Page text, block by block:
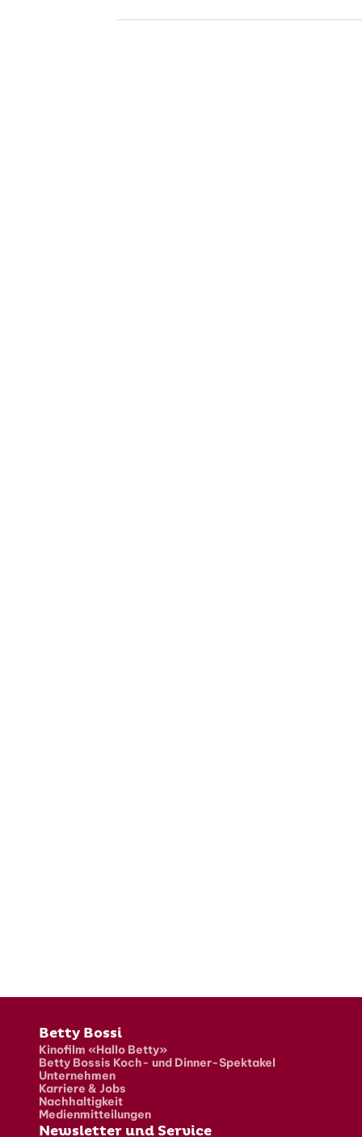
Fusszeile
Betty Bossi
Kinofilm «Hallo Betty»
Betty Bossis Koch- und Dinner-Spektakel
Unternehmen
Karriere & Jobs
Nachhaltigkeit
Medienmitteilungen
Newsletter und Service